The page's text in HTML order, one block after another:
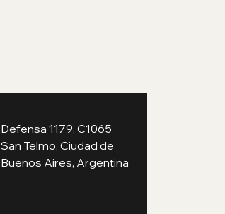
Defensa 1179, C1065
San Telmo, Ciudad de
Buenos Aires, Argentina